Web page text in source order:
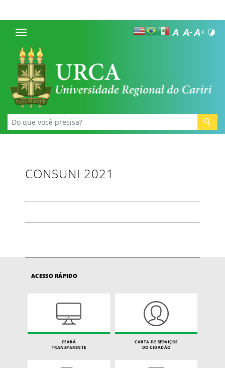
CONSUNI 2021
ACESSO RÁPIDO
CEARÁ
TRANSPARENTE
CARTA DE SERVIÇOS
DO CIDADÃO